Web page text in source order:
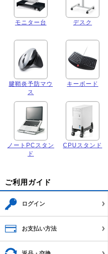
モニター台 デスク
腱鞘炎予防マウ
ス
キーボード
ノートPCスタン
ド
CPUスタンド
ご利用ガイド
ログイン
お支払い方法